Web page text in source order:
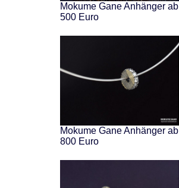
Mokume Gane Anhänger ab
500 Euro
Mokume Gane Anhänger ab
800 Euro